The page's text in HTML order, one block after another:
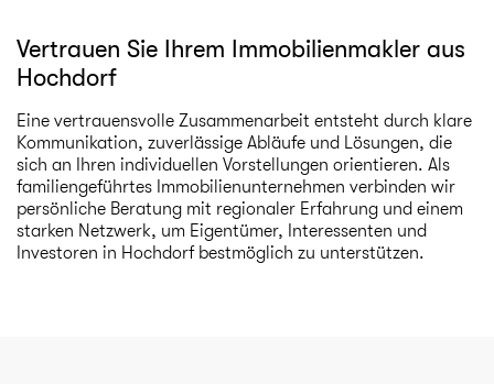
Vertrauen Sie Ihrem Immobilienmakler aus
Hochdorf
Eine vertrauensvolle Zusammenarbeit entsteht durch klare
Kommunikation, zuverlässige Abläufe und Lösungen, die
sich an Ihren individuellen Vorstellungen orientieren. Als
familiengeführtes Immobilienunternehmen verbinden wir
persönliche Beratung mit regionaler Erfahrung und einem
starken Netzwerk, um Eigentümer, Interessenten und
Investoren in Hochdorf bestmöglich zu unterstützen.